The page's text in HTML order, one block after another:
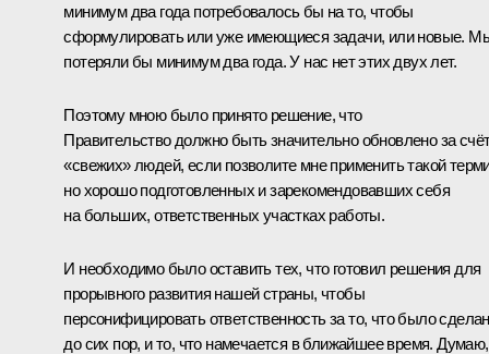
минимум два года потребовалось бы на то, чтобы
сформулировать или уже имеющиеся задачи, или новые.
потеряли бы минимум два года. У нас нет этих двух лет.
Поэтому мною было принято решение, что
Правительство должно быть значительно обновлено за
«свежих» людей, если позволите мне применить такой
но хорошо подготовленных и зарекомендовавших себя
на больших, ответственных участках работы.
И необходимо было оставить тех, что готовил решения для
прорывного развития нашей страны, чтобы
персонифицировать ответственность за то, что было
до сих пор, и то, что намечается в ближайшее время. Думаю,